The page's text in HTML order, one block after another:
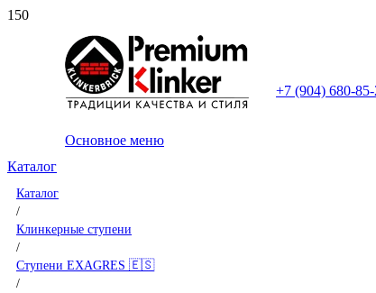
+7 (904) 680-
Основное меню
Каталог
Каталог
/
Клинкерные ступени
/
Ступени EXAGRES 🇪🇸
/